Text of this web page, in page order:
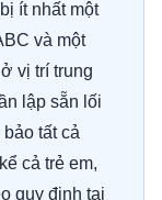
ít nhất một
và một
vị trí trung
lập sẵn lối
tất cả
cả trẻ em,
quy định tại